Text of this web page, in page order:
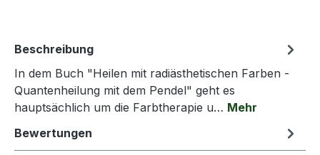
Beschreibung
In dem Buch "Heilen mit radiästhetischen Farben -
Quantenheilung mit dem Pendel" geht es
hauptsächlich um die Farbtherapie u… Mehr
Bewertungen